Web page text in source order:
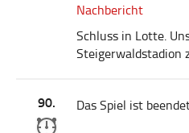
Nachbericht
Schluss in Lotte.
Steigerwaldstadion
90. Das Spiel ist